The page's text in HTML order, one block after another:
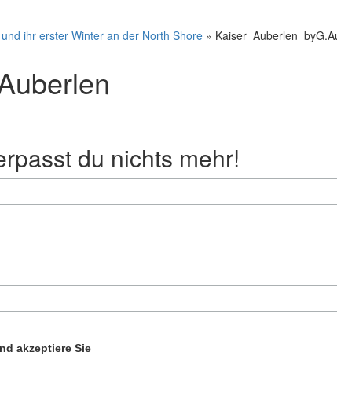
ihr erster Winter an der North Shore »
du nichts mehr!
akzeptiere Sie